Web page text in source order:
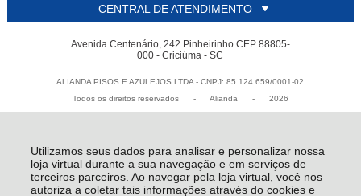
Utilizamos seus dados para analisar e personalizar nossa
loja virtual durante a sua navegação e em serviços de
terceiros parceiros. Ao navegar pela loja virtual, você nos
autoriza a coletar tais informações através do cookies e
CENTRAL DE ATENDIMENTO
Avenida Centenário, 242 Pinheirinho CEP 88805-
000 - Criciúma - SC
ALIANDA PISOS E AZULEJOS LTDA - CNPJ: 85.124.659/0001-02
Todos os direitos reservados
- Alianda - 2026